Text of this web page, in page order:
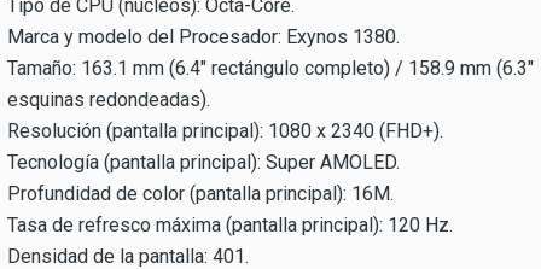
Tipo de CPU (núcleos): Octa-Core.
Marca y modelo del Procesador: Exynos 1380.
Tamaño: 163.1 mm (6.4" rectángulo completo) / 158.9 mm (6.3"
esquinas redondeadas).
Resolución (pantalla principal): 1080 x 2340 (FHD+).
Tecnología (pantalla principal): Super AMOLED.
Profundidad de color (pantalla principal): 16M.
Tasa de refresco máxima (pantalla principal): 120 Hz.
Densidad de la pantalla: 401.